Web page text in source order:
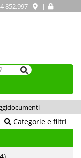
852.997 |
Categorie e filtri